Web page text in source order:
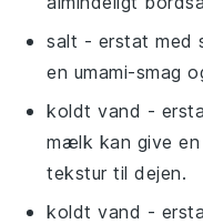
salt - erstat med
en umami-smag
koldt vand -
mælk kan give en
tekstur til dejen.
koldt vand -